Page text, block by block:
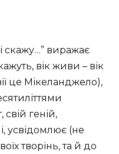
скажу…” виражає
вік живи – вік
це Мікеланджело),
геній,
усвідомлює (не
творінь, та й до